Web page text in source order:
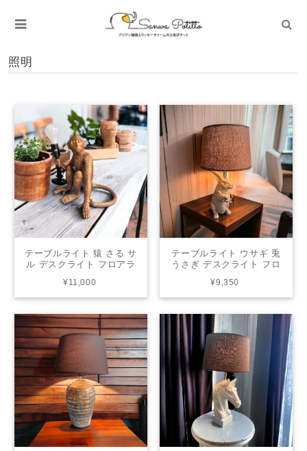
照明
テーブルライト 猿 さる サ
ル デスクライト フロアラ
照明 照明 リビング インテ
リア HT784
¥11,000
テーブルライト ウサギ 兎
うさぎ デスクライト フロ
間接照明 照明 リビング イ
ンテリア HT3165
¥9,350